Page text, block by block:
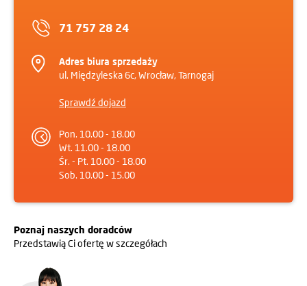
71 757 28 24
Adres biura sprzedaży
ul. Międzyleska 6c, Wrocław, Tarnogaj
Sprawdź dojazd
Pon. 10.00 - 18.00
Wt. 11.00 - 18.00
Śr. - Pt. 10.00 - 18.00
Sob. 10.00 - 15.00
Poznaj naszych doradców
Przedstawią Ci ofertę w szczegółach